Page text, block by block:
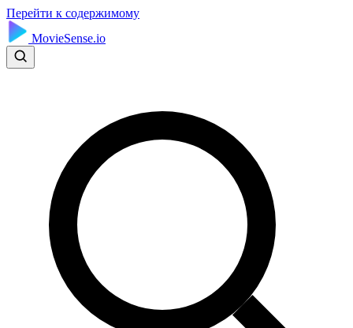
Перейти к содержимому
MovieSense.io